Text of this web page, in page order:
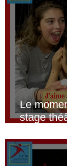
Le
stage
passe à